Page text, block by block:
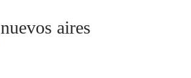
aires